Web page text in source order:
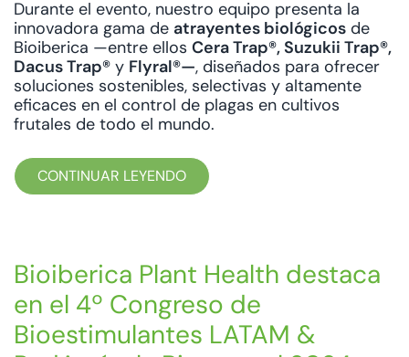
Durante el evento, nuestro equipo presenta la
innovadora gama de atrayentes biológicos de
Bioiberica —entre ellos Cera Trap®, Suzukii Trap®,
Dacus Trap® y Flyral®—, diseñados para ofrecer
soluciones sostenibles, selectivas y altamente
eficaces en el control de plagas en cultivos
frutales de todo el mundo.
CONTINUAR LEYENDO
Bioiberica Plant Health destaca
en el 4º Congreso de
Bioestimulantes LATAM &